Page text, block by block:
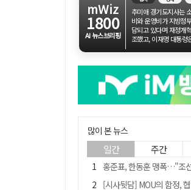
mWiz
1800
AI 뉴스브리핑
추미애 경기도지사는
비와 운영비가 지방정
담되고 있다며 재정개
조했고, 이재명 대통령
많이 본 뉴스
일간 주간
홍준표, 한동훈 맹폭…"조선제일껌, 권력에 살고
[시사뒷담] MOU의 함정, 협약식이 투자